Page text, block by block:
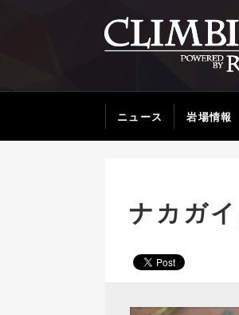
ニュース 岩場情報
ナカガ